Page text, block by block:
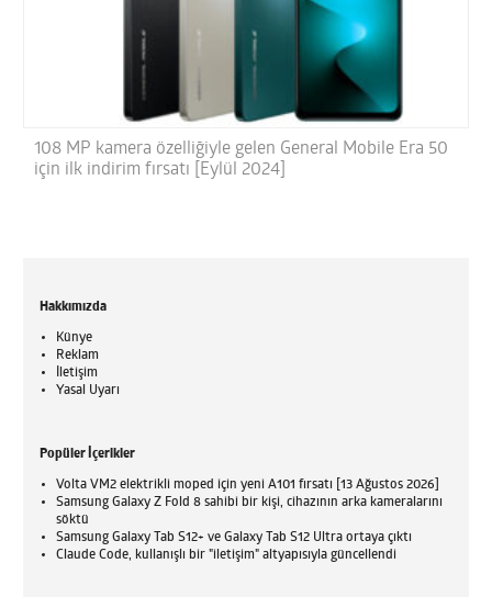
108 MP kamera özelliğiyle gelen General Mobile Era 50
için ilk indirim fırsatı [Eylül 2024]
Hakkımızda
Künye
Reklam
İletişim
Yasal Uyarı
Popüler İçerikler
Volta VM2 elektrikli moped için yeni A101 fırsatı [13 Ağustos 2026]
Samsung Galaxy Z Fold 8 sahibi bir kişi, cihazının arka kameralarını
söktü
Samsung Galaxy Tab S12+ ve Galaxy Tab S12 Ultra ortaya çıktı
Claude Code, kullanışlı bir "iletişim" altyapısıyla güncellendi